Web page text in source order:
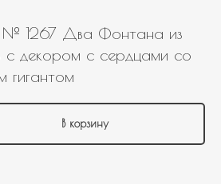
1267 Два Фонтана из
с декором с сердцами со
гигантом
В корзину